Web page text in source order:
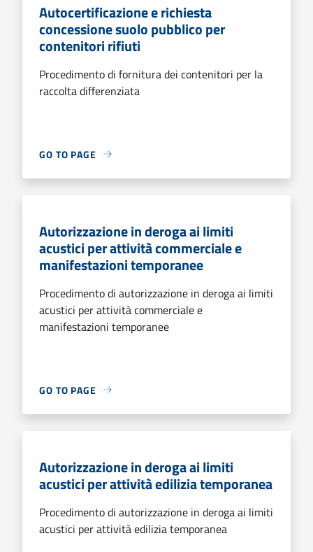
Autocertificazione e richiesta
concessione suolo pubblico per
contenitori rifiuti
Procedimento di fornitura dei contenitori per la
raccolta differenziata
GO TO PAGE
Autorizzazione in deroga ai limiti
acustici per attività commerciale e
manifestazioni temporanee
Procedimento di autorizzazione in deroga ai limiti
acustici per attività commerciale e
manifestazioni temporanee
GO TO PAGE
Autorizzazione in deroga ai limiti
acustici per attività edilizia temporanea
Procedimento di autorizzazione in deroga ai limiti
acustici per attività edilizia temporanea